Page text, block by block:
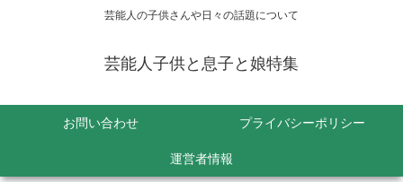
芸能人の子供さんや日々の話題について
芸能人子供と息子と娘特集
お問い合わせ プライバシーポリシー
運営者情報